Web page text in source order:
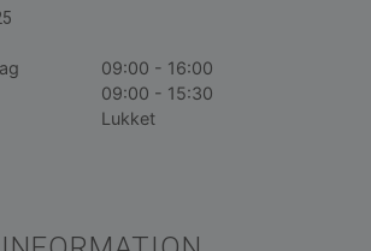
09:00 - 16:00
09:00 - 15:30
Lukket